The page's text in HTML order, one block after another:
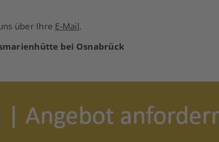
über Ihre E-Mail.
bei Osnabrück